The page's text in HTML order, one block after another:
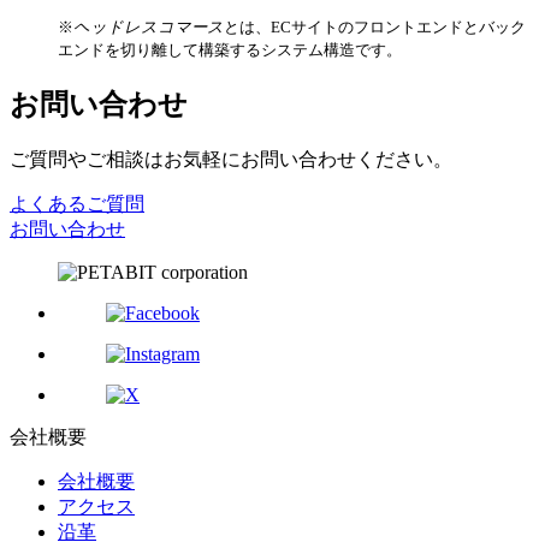
※ ヘッドレスコマース とは、ECサイトのフロントエンドとバック
エンドを切り離して構築するシステム構造です。
お問い合わせ
ご質問やご相談はお気軽にお問い合わせください。
よくあるご質問
お問い合わせ
会社概要
会社概要
アクセス
沿革